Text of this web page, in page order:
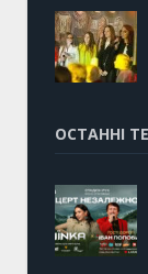
ОСТАННІ